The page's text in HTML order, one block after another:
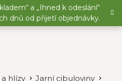
a „Ihned k odeslání“
dnů od přijetí objednávky.
hlízy
Jarní cibuloviny